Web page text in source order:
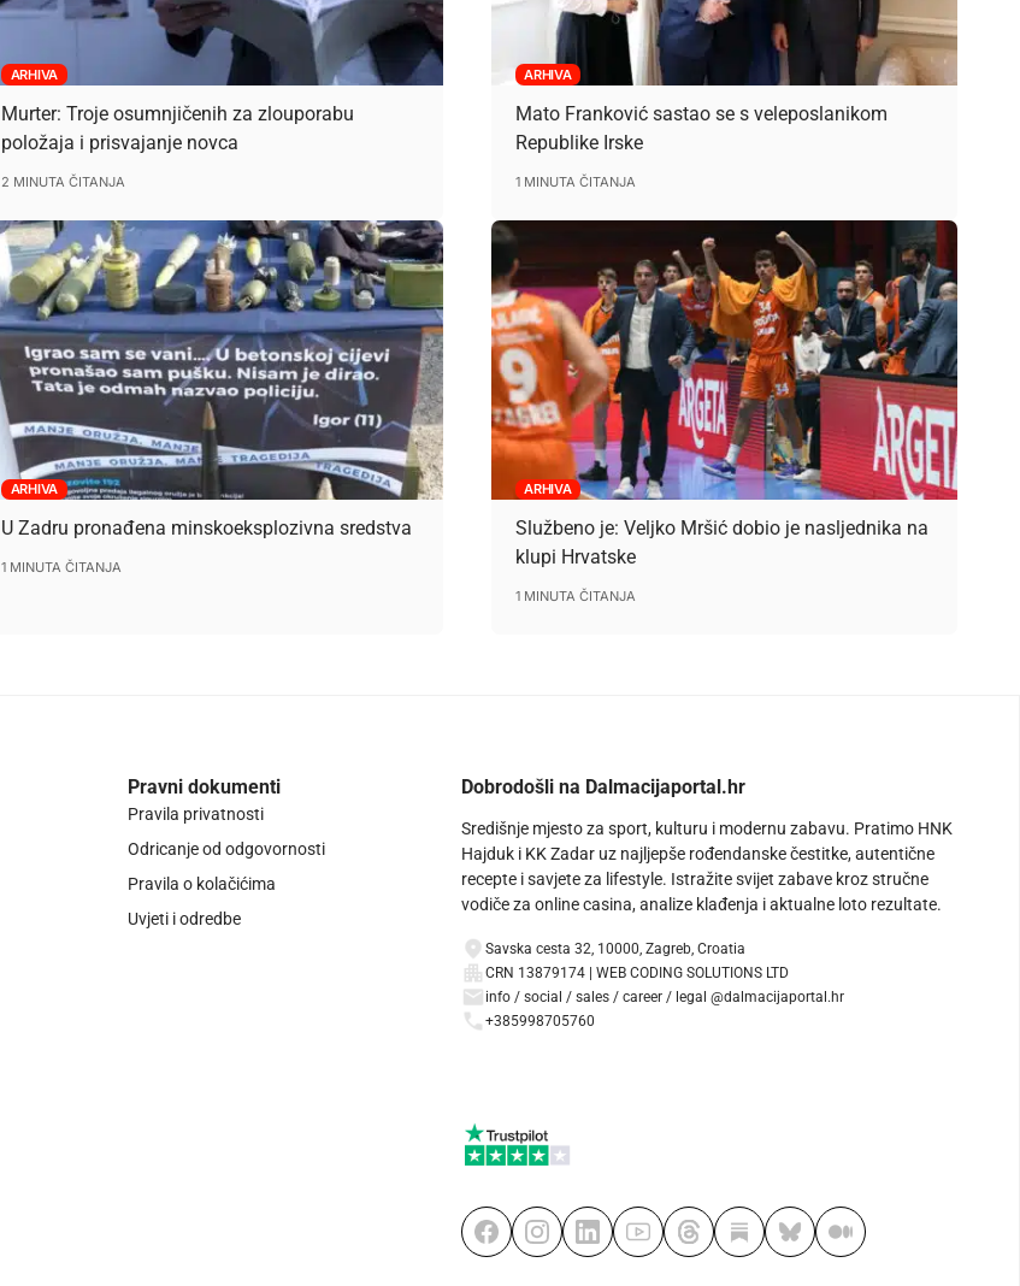
ARHIVA
Murter: Troje osumnjičenih za zlouporabu
položaja i prisvajanje novca
2 MINUTA ČITANJA
ARHIVA
Mato Franković sastao se s veleposlanikom
Republike Irske
1 MINUTA ČITANJA
ARHIVA
U Zadru pronađena minskoeksplozivna sredstva
1 MINUTA ČITANJA
ARHIVA
Službeno je: Veljko Mršić dobio je nasljednika na
klupi Hrvatske
1 MINUTA ČITANJA
Pravni dokumenti
Pravila privatnosti
Odricanje od odgovornosti
Pravila o kolačićima
Uvjeti i odredbe
Dobrodošli na Dalmacijaportal.hr
Središnje mjesto za sport, kulturu i modernu zabavu. Pratimo HNK
Hajduk i KK Zadar uz najljepše rođendanske čestitke, autentične
recepte i savjete za lifestyle. Istražite svijet zabave kroz stručne
vodiče za online casina, analize klađenja i aktualne loto rezultate.
Savska cesta 32, 10000, Zagreb, Croatia
CRN 13879174 | WEB CODING SOLUTIONS LTD
info / social / sales / career / legal @dalmacijaportal.hr
+385998705760